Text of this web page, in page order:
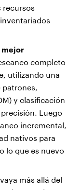
recursos
mejor
completo
utilizando una
y clasificación
Luego
incremental,
nativos para
lo que es nuevo
vaya más allá del